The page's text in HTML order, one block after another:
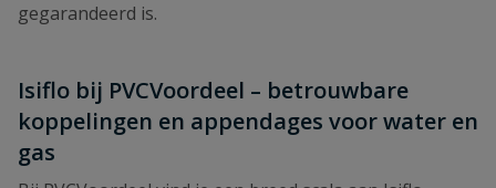
gegarandeerd is.
Isiflo bij PVCVoordeel – betrouwbare
koppelingen en appendages voor water en
gas